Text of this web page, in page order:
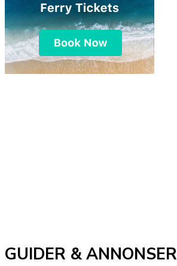
GUIDER & ANNONSER